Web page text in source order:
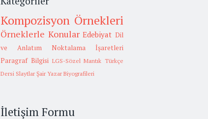
Kompozisyon Örnekleri
Örneklerle Konular Edebiyat Dil
ve Anlatım
Noktalama İşaretleri
Paragraf Bilgisi LGS-Sözel Mantık Türkçe
Dersi Slaytlar Şair Yazar Biyografileri
İletişim Formu